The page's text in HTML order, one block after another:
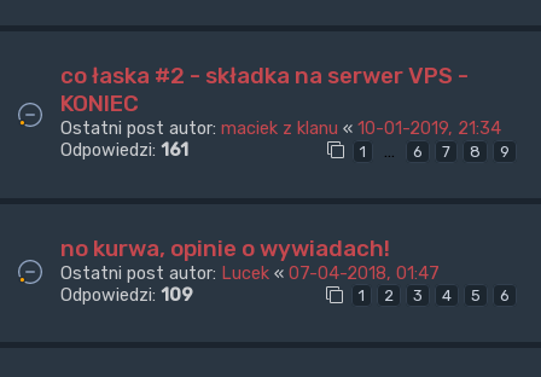
co łaska #2 - składka na serwer VPS -
KONIEC
Ostatni post autor: maciek z klanu « 10-01-2019, 21:34
Odpowiedzi: 161 1 … 6 7 8 9
no kurwa, opinie o wywiadach!
Ostatni post autor: Lucek « 07-04-2018, 01:47
Odpowiedzi: 109 1 2 3 4 5 6